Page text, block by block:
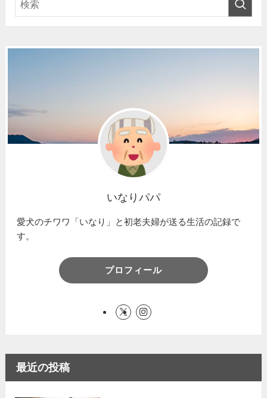
いなりパパ
愛犬のチワワ「いなり」と初老夫婦が送る生活の記録で
す。
プロフィール
最近の投稿